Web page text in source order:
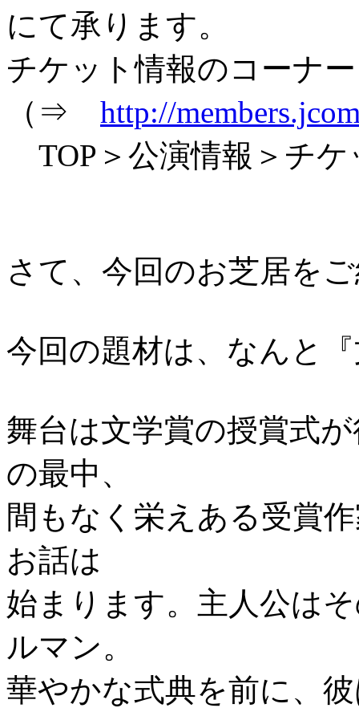
にて承ります。
チケット情報のコーナ
（⇒ http://
TOP＞公演情報＞チ
さて、今回のお芝居を
今回の題材は、なんと
舞台は文学賞の授賞式
の最中、
間もなく栄えある受賞
お話は
始まります。主人公は
ルマン。
華やかな式典を前に、